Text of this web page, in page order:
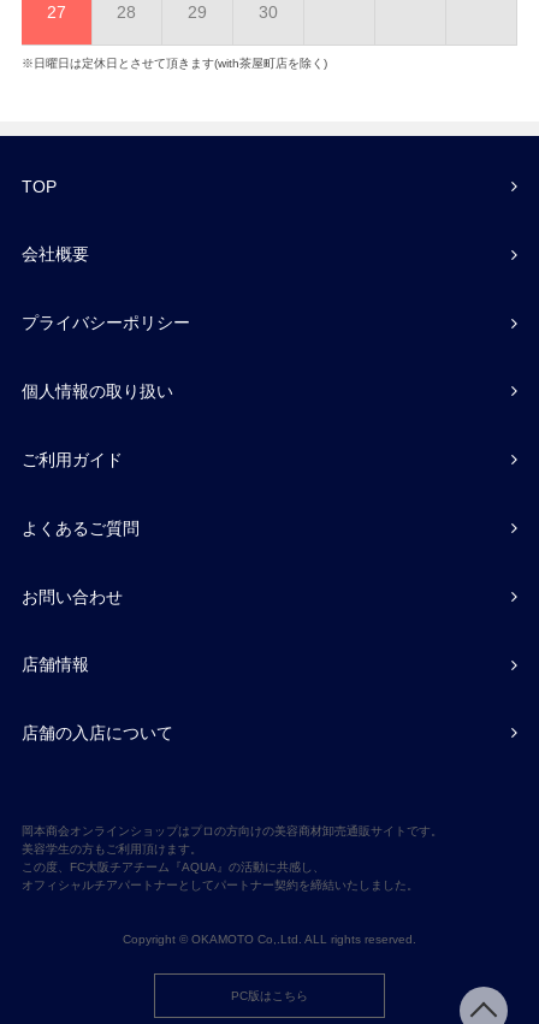
27 28 29 30
※日曜日は定休日とさせて頂きます(with茶屋町店を除く)
TOP
会社概要
プライバシーポリシー
個人情報の取り扱い
ご利用ガイド
よくあるご質問
お問い合わせ
店舗情報
店舗の入店について
岡本商会オンラインショップはプロの方向けの美容商材卸売通販サイトです。
美容学生の方もご利用頂けます。
この度、FC大阪チアチーム『AQUA』の活動に共感し、
オフィシャルチアパートナーとしてパートナー契約を締結いたしました。
Copyright © OKAMOTO Co,.Ltd. ALL rights reserved.
PC版はこちら